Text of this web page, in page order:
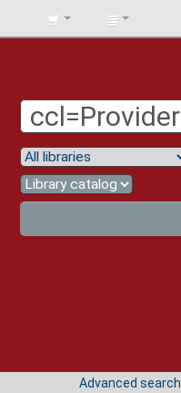
BIBLIOTECA
Advanced search